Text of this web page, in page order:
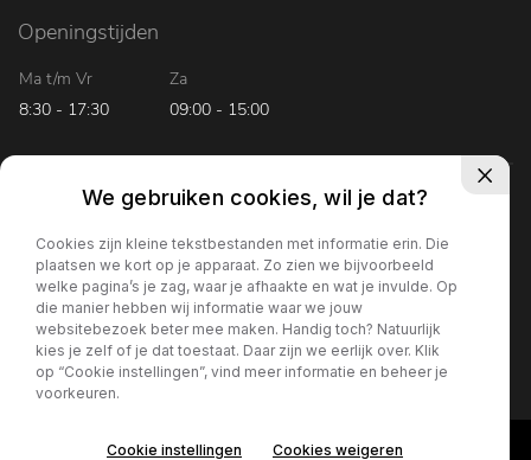
Openingstijden
Ma t/m Vr
8:30 - 17:30
Za
09:00 - 15:00
© 2026 Kallenberg Bedrijfsauto’s Ridderkerk
We gebruiken cookies, wil je dat?
Cookies zijn kleine tekstbestanden met informatie erin. Die
plaatsen we kort op je apparaat. Zo zien we bijvoorbeeld
welke pagina’s je zag, waar je afhaakte en wat je invulde. Op
die manier hebben wij informatie waar we jouw
websitebezoek beter mee maken. Handig toch? Natuurlijk
kies je zelf of je dat toestaat. Daar zijn we eerlijk over. Klik
op “Cookie instellingen”, vind meer informatie en beheer je
voorkeuren.
Cookie instellingen Cookies weigeren